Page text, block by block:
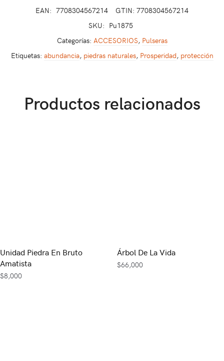
EAN: 7708304567214
GTIN: 7708304567214
SKU: Pu1875
Categorías: ACCESORIOS, Pulseras
Etiquetas: abundancia, piedras naturales, Prosperidad, protección
Productos relacionados
Unidad Piedra En Bruto
Amatista
$8,000
Árbol De La Vida
$66,000